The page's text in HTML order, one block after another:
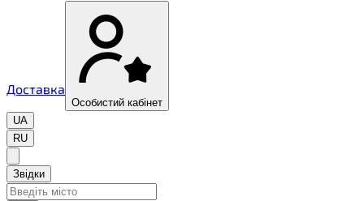
Доставка
Особистий кабінет
UA
RU
Звідки